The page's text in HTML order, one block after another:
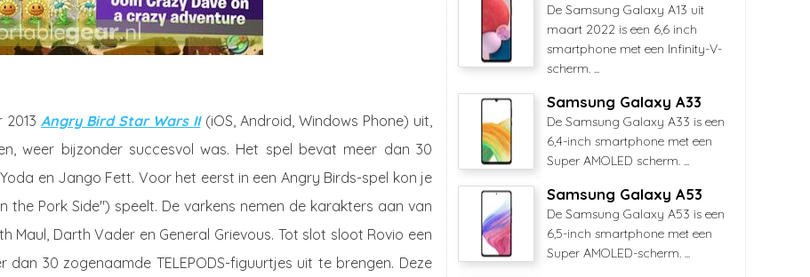
Angry Bird Star Wars II(iOS, Android, Windows Phone) uit,
weer bijzonder succesvol was. Het spel bevat meer dan 30
en Jango Fett. Voor het eerst in een Angry Birds-spel kon je
Pork Side") speelt. De varkens nemen de karakters aan van
Maul, Darth Vader en General Grievous. Tot slot sloot Rovio een
30 zogenaamde TELEPODS-figuurtjes uit te brengen. Deze
De Samsung Galaxy A13 uit
maart 2022 is een 6,6 inch
smartphone met een Infinity-V-
scherm. ...
Samsung Galaxy A33
De Samsung Galaxy A33 is een
6,4-inch smartphone met een
Super AMOLED scherm. ...
Samsung Galaxy A53
De Samsung Galaxy A53 is een
6,5-inch smartphone met een
Super AMOLED-scherm. ...